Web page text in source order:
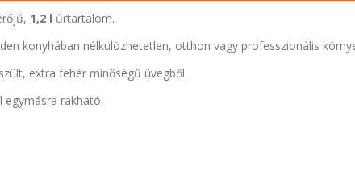
1,2 l űrtartalom.
konyhában nélkülözhetetlen, otthon vagy professzionális
extra fehér minőségű üvegből.
egymásra rakható.